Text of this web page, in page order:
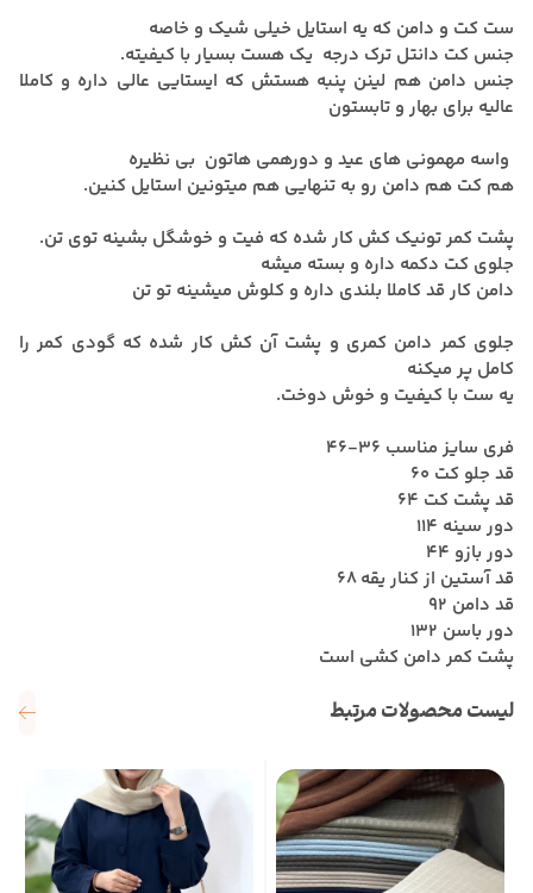
ست کت و دامن که یه استایل خیلی شیک و خاصه
جنس کت دانتل ترک درجه یک هست بسیار با کیفیته.
جنس دامن هم لینن پنبه هستش که ایستایی عالی داره و کاملا
عالیه برای بهار و تابستون
واسه مهمونی های عید و دورهمی هاتون بی نظیره
هم کت هم دامن رو به تنهایی هم میتونین استایل کنین.
پشت کمر تونیک کش کار شده که فیت و خوشگل بشینه توی تن.
جلوی کت دکمه داره و بسته میشه
دامن کار قد کاملا بلندی داره و کلوش میشینه تو تن
جلوی کمر دامن کمری و پشت آن کش کار شده که گودی کمر را
کامل پر میکنه
یه ست با کیفیت و خوش دوخت.
فری سایز مناسب 36-46
قد جلو کت 60
قد پشت کت 64
دور سینه 114
دور بازو 44
قد آستین از کنار یقه 68
قد دامن 92
دور باسن 132
پشت کمر دامن کشی است
لیست محصولات مرتبط